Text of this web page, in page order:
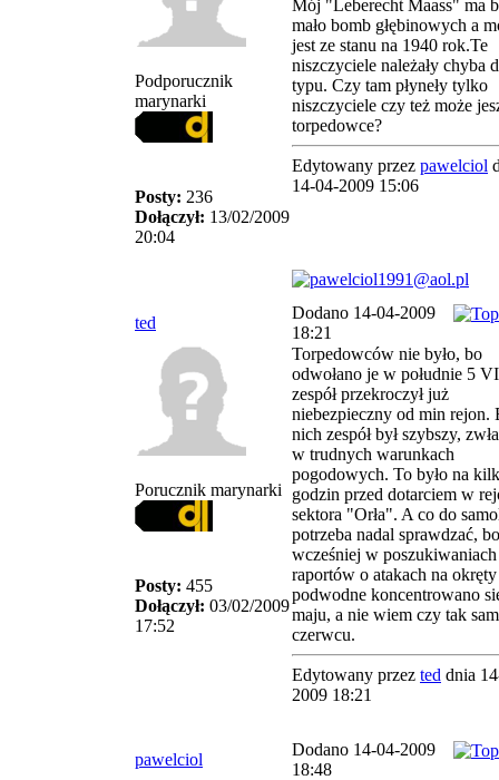
Podporucznik
marynarki
Posty: 236
Dołączył: 13/02/2009
20:04
Mój "Leberecht Maass" ma
mało bomb głębinowych a
jest ze stanu na 1940 rok.Te
niszczyciele należały chyba
typu. Czy tam płyneły tylko
niszczyciele czy też może
torpedowce?
Edytowany przez pawelciol
14-04-2009 15:06
ted
Dodano 14-04-2009
18:21
Porucznik marynarki
Posty: 455
Dołączył: 03/02/2009
17:52
Torpedowców nie było, bo
odwołano je w południe 5
zespół przekroczył już
niebezpieczny od min rejon.
nich zespół był szybszy,
w trudnych warunkach
pogodowych. To było na
godzin przed dotarciem w
sektora "Orła". A co do
potrzeba nadal sprawdzać, bo
wcześniej w poszukiwaniach
raportów o atakach na okręty
podwodne koncentrowano
maju, a nie wiem czy tak
czerwcu.
Edytowany przez ted dnia
2009 18:21
pawelciol
Dodano 14-04-2009
18:48